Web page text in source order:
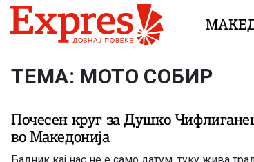
Skip to content
ТЕМА: МОТО СОБИР
Почесен круг за Душко
во Македонија